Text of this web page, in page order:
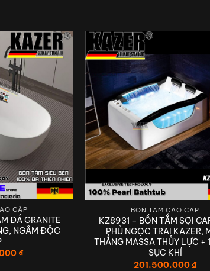
VỆ SINH KAZER GERMANY
– CAO CẤP – HIỆN ĐẠI
CẤP
ĐÁ GRANITE
NGÂM ĐỘC
₫
BỒN TẮM CAO CẤP
KZ8931 – BỒN TẮM SỢI
PHỦ NGỌC TRAI KAZER,
THẲNG MASSA THỦY LỰC +
SỤC KHÍ
201.500.000₫